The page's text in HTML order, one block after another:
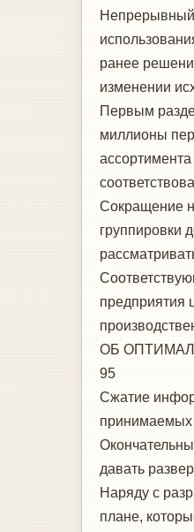
Непрерывный
ранее
изменении
Первым
миллионы
Сокращение
группировки
предприятия
ОБ
95
Сжатие
принимаемых
давать
Наряду с
плане,